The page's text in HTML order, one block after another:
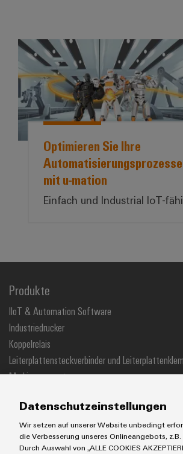
*Optimieren Sie
Optimieren Sie Ihre
Automatisierungsprozesse
mit u-mation
Einfach und Industrial IoT-
Produkte
IIoT & Automation Software
Industriedrucker
Koppelrelais
Leiterplattensteckverbinder und
Markierungssysteme
Stromversorgungen
Datenschutzeinstellungen
Wir setzen auf unserer Website unbedingt
die Verbesserung unseres Onlineangebots,
Durch Auswahl von „ALLE COOKIES